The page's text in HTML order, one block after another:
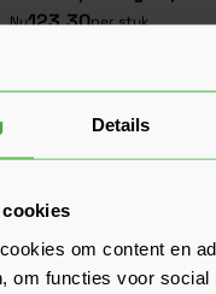
Details
om content en
om functies voor social
Nu123,30per stuk
aan de slag
welke heb je nodig